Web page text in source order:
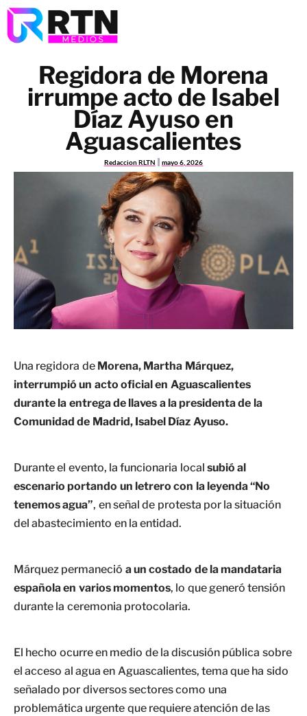
Regidora de Morena
irrumpe acto de Isabel
Díaz Ayuso en
Aguascalientes
Redaccion RLTN mayo 6, 2026
Una regidora de Morena, Martha Márquez,
interrumpió un acto oficial en Aguascalientes
durante la entrega de llaves a la presidenta de la
Comunidad de Madrid, Isabel Díaz Ayuso.
Durante el evento, la funcionaria local subió al
escenario portando un letrero con la leyenda “No
tenemos agua”, en señal de protesta por la situación
del abastecimiento en la entidad.
Márquez permaneció a un costado de la mandataria
española en varios momentos, lo que generó tensión
durante la ceremonia protocolaria.
El hecho ocurre en medio de la discusión pública sobre
el acceso al agua en Aguascalientes, tema que ha sido
señalado por diversos sectores como una
problemática urgente que requiere atención de las